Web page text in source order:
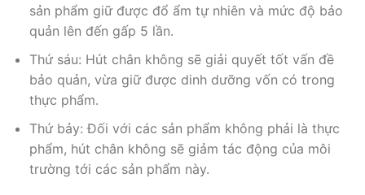
sản phẩm giữ được đổ ẩm tự nhiên và mức độ bảo
quản lên đến gấp 5 lần.
Thứ sáu: Hút chân không sẽ giải quyết tốt vấn đề
bảo quản, vừa giữ được dinh dưỡng vốn có trong
thực phẩm.
Thứ bảy: Đối với các sản phẩm không phải là thực
phẩm, hút chân không sẽ giảm tác động của môi
trường tới các sản phẩm này.